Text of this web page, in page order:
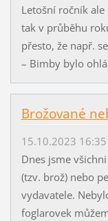
Letošní ročník
tak v průběhu
přesto, že např.
– Bimby bylo
Brožované
15.10.2023 16:35
Dnes jsme
(tzv. brož) nebo
vydavatele.
foglarovek